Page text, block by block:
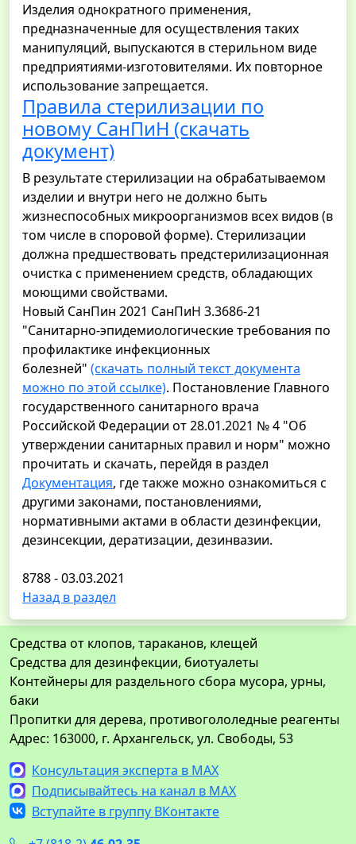
Изделия однократного применения,
предназначенные для осуществления таких
манипуляций, выпускаются в стерильном виде
предприятиями-изготовителями. Их повторное
использование запрещается.
Правила стерилизации по
новому СанПиН (скачать
документ)
В результате стерилизации на обрабатываемом
изделии и внутри него не должно быть
жизнеспособных микроорганизмов всех видов (в
том числе в споровой форме). Стерилизации
должна предшествовать предстерилизационная
очистка с применением средств, обладающих
моющими свойствами.
Новый СанПин 2021 СанПиН 3.3686-21
"Санитарно-эпидемиологические требования по
профилактике инфекционных
болезней" (скачать полный текст документа
можно по этой ссылке). Постановление Главного
государственного санитарного врача
Российской Федерации от 28.01.2021 № 4 "Об
утверждении санитарных правил и норм" можно
прочитать и скачать, перейдя в раздел
Документация, где также можно ознакомиться с
другими законами, постановлениями,
нормативными актами в области дезинфекции,
дезинсекции, дератизации, дезинвазии.
8788 - 03.03.2021
Назад в раздел
Средства от клопов, тараканов, клещей
Средства для дезинфекции, биотуалеты
Контейнеры для раздельного сбора мусора, урны,
баки
Пропитки для дерева, противогололедные реагенты
Адрес: 163000, г. Архангельск, ул. Свободы, 53
Консультация эксперта в MAX
Подписывайтесь на канал в MAX
Вступайте в группу ВКонтакте